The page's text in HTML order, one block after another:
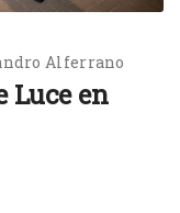
Alferrano
Luce en